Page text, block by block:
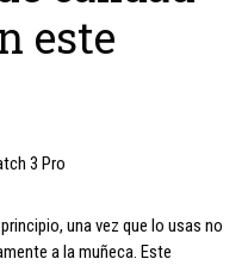
este
3 Pro
una vez que lo usas no
a la muñeca. Este